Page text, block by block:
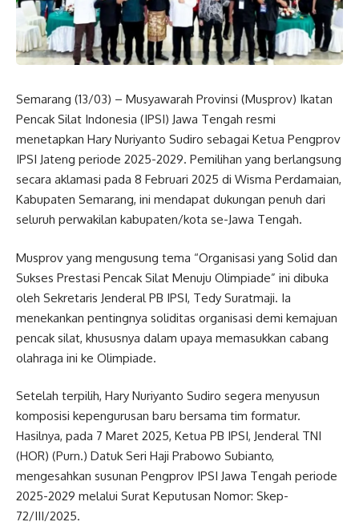
Semarang (13/03) – Musyawarah Provinsi (Musprov) Ikatan
Pencak Silat Indonesia (IPSI) Jawa Tengah resmi
menetapkan Hary Nuriyanto Sudiro sebagai Ketua Pengprov
IPSI Jateng periode 2025-2029. Pemilihan yang berlangsung
secara aklamasi pada 8 Februari 2025 di Wisma Perdamaian,
Kabupaten Semarang, ini mendapat dukungan penuh dari
seluruh perwakilan kabupaten/kota se-Jawa Tengah.
Musprov yang mengusung tema “Organisasi yang Solid dan
Sukses Prestasi Pencak Silat Menuju Olimpiade” ini dibuka
oleh Sekretaris Jenderal PB IPSI, Tedy Suratmaji. Ia
menekankan pentingnya soliditas organisasi demi kemajuan
pencak silat, khususnya dalam upaya memasukkan cabang
olahraga ini ke Olimpiade.
Setelah terpilih, Hary Nuriyanto Sudiro segera menyusun
komposisi kepengurusan baru bersama tim formatur.
Hasilnya, pada 7 Maret 2025, Ketua PB IPSI, Jenderal TNI
(HOR) (Purn.) Datuk Seri Haji Prabowo Subianto,
mengesahkan susunan Pengprov IPSI Jawa Tengah periode
2025-2029 melalui Surat Keputusan Nomor: Skep-
72/III/2025.